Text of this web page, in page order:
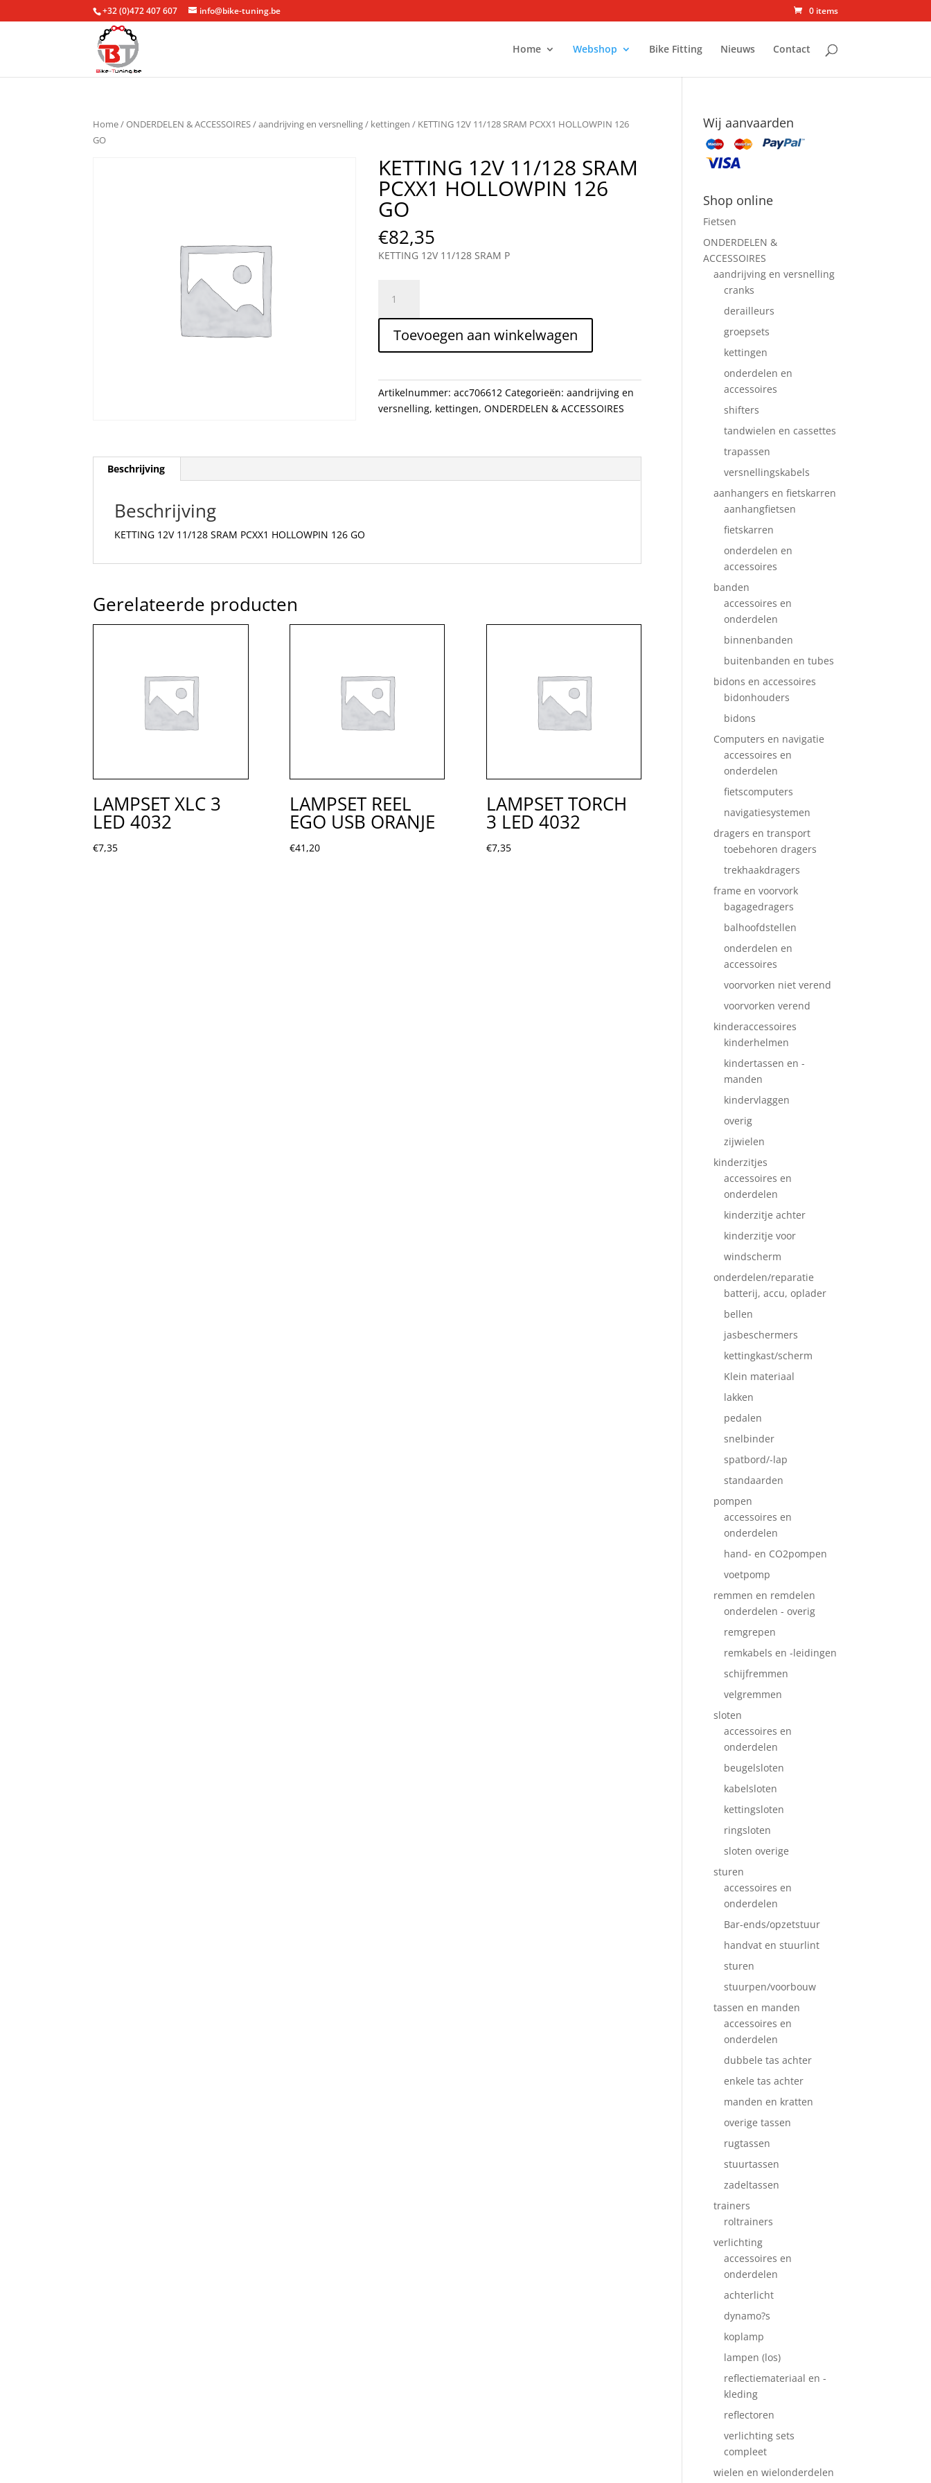
+32 (0)472 407 607 info@bike-tuning.be 0 items
Home Webshop Bike Fitting Nieuws Contact
Home/ONDERDELEN & ACCESSOIRES/aandrijving en versnelling/ kettingen / KETTING 12V 11/128 SRAM PCXX1 HOLLOWPIN 126
GO
KETTING 12V 11/128 SRAM
PCXX1 HOLLOWPIN 126
GO
€82,35
KETTING 12V 11/128 SRAM P
12V
11/128
SRAM
PCXX1
126
GO
aantal
Toevoegen aan winkelwagen
Artikelnummer:acc706612 Categorieën:aandrijving en
versnelling, kettingen,ONDERDELEN & ACCESSOIRES
Beschrijving
Beschrijving
KETTING 12V 11/128 SRAM PCXX1 HOLLOWPIN 126 GO
Gerelateerde producten
LAMPSET XLC 3
LED 4032
€7,35
LAMPSET REEL
EGO USB ORANJE
€41,20
LAMPSET TORCH
3 LED 4032
€7,35
Wij aanvaarden
Shop online
Fietsen
ONDERDELEN &
ACCESSOIRES
aandrijving en versnelling
cranks
derailleurs
groepsets
kettingen
onderdelen en
accessoires
shifters
tandwielen en cassettes
trapassen
versnellingskabels
aanhangers en fietskarren
aanhangfietsen
fietskarren
onderdelen en
accessoires
banden
accessoires en
onderdelen
binnenbanden
buitenbanden en tubes
bidons en accessoires
bidonhouders
bidons
Computers en navigatie
accessoires en
onderdelen
fietscomputers
navigatiesystemen
dragers en transport
toebehoren dragers
trekhaakdragers
frame en voorvork
bagagedragers
balhoofdstellen
onderdelen en
accessoires
voorvorken niet verend
voorvorken verend
kinderaccessoires
kinderhelmen
kindertassen en -
manden
kindervlaggen
overig
zijwielen
kinderzitjes
accessoires en
onderdelen
kinderzitje achter
kinderzitje voor
windscherm
onderdelen/reparatie
batterij, accu, oplader
bellen
jasbeschermers
kettingkast/scherm
Klein materiaal
lakken
pedalen
snelbinder
spatbord/-lap
standaarden
pompen
accessoires en
onderdelen
hand- en CO2pompen
voetpomp
remmen en remdelen
onderdelen - overig
remgrepen
remkabels en -leidingen
schijfremmen
velgremmen
sloten
accessoires en
onderdelen
beugelsloten
kabelsloten
kettingsloten
ringsloten
sloten overige
sturen
accessoires en
onderdelen
Bar-ends/opzetstuur
handvat en stuurlint
sturen
stuurpen/voorbouw
tassen en manden
accessoires en
onderdelen
dubbele tas achter
enkele tas achter
manden en kratten
overige tassen
rugtassen
stuurtassen
zadeltassen
trainers
roltrainers
verlichting
accessoires en
onderdelen
achterlicht
dynamo?s
koplamp
lampen (los)
reflectiemateriaal en -
kleding
reflectoren
verlichting sets
compleet
wielen en wielonderdelen